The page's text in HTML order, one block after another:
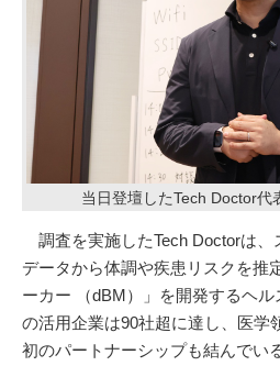
当日登壇したTech Doctor代
調査を実施したTech Doctorは、
データから体調や疾患リスクを推
ーカー （dBM）」を開発するヘ
の活用企業は90社超に達し、医学
初のパートナーシップも結んでいる